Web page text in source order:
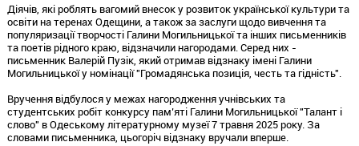
Діячів, які роблять вагомий внесок у розвиток української культури та
освіти на теренах Одещини, а також за заслуги щодо вивчення та
популяризації творчості Галини Могильницької та інших письменників
та поетів рідного краю, відзначили нагородами. Серед них -
письменник Валерій Пузік, який отримав відзнаку імені Галини
Могильницької у номінації "Громадянська позиція, честь та гідність".
Вручення відбулося у межах нагородження учнівських та
студентських робіт конкурсу пам’яті Галини Могильницької "Талант і
слово" в Одеському літературному музеї 7 травня 2025 року. За
словами письменника, цьогоріч відзнаку вручали вперше.